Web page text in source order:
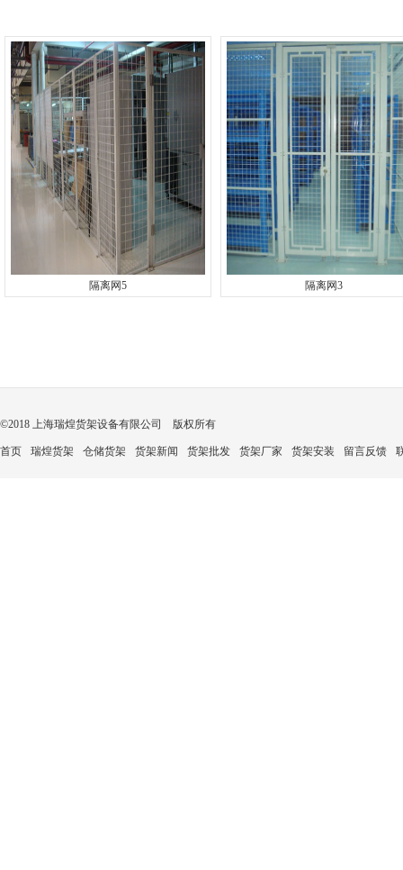
隔离网5 隔离网3
©2018 上海瑞煌货架设备有限公司 版权所有
首页 瑞煌货架 仓储货架 货架新闻 货架批发 货架厂家 货架安装 留言反馈